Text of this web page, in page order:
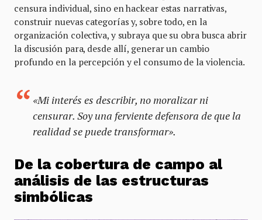
censura individual, sino en hackear estas narrativas,
construir nuevas categorías y, sobre todo, en la
organización colectiva, y subraya que su obra busca abrir
la discusión para, desde allí, generar un cambio
profundo en la percepción y el consumo de la violencia.
«Mi interés es describir, no moralizar ni
censurar. Soy una ferviente defensora de que la
realidad se puede transformar».
De la cobertura de campo al
análisis de las estructuras
simbólicas